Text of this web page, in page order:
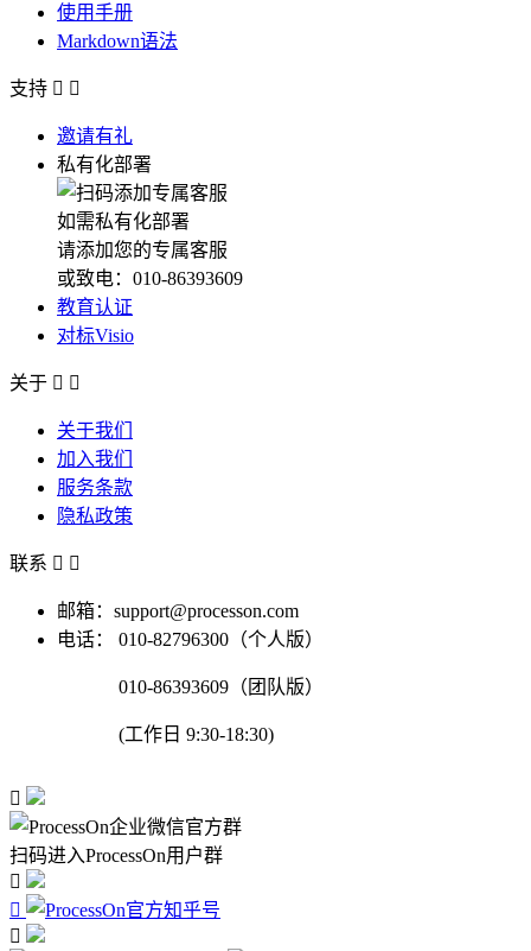
使用手册
Markdown语法
支持  
邀请有礼
私有化部署
如需私有化部署
请添加您的专属客服
或致电：010-86393609
教育认证
对标Visio
关于  
关于我们
加入我们
服务条款
隐私政策
联系  
邮箱：support@processon.com
电话：
010-82796300（个人版）
010-86393609（团队版）
(工作日 9:30-18:30)

扫码进入ProcessOn用户群


